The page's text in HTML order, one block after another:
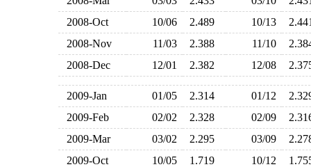
2008-Oct
10/06 2.489 10/13
2008-Nov
11/03 2.388 11/10
2008-Dec
12/01 2.382 12/08
2009-Jan 01/05 2.314 01/12
2009-Feb
02/02 2.328 02/09
2009-Mar
03/02 2.295 03/09
2009-Oct
10/05 1.719 10/12